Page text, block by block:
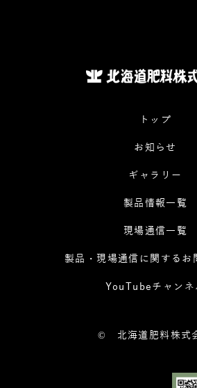
トップ
お知らせ
ギャラリー
製品情報一覧
現場通信一覧
製品・現場通信に関するお
YouTubeチャンネ
© 北海道肥料株式